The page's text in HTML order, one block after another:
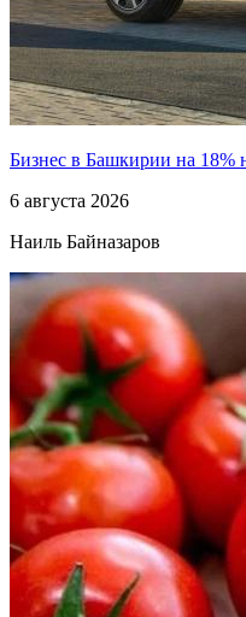
Бизнес в Башкирии на 18%
6 августа 2026
Наиль Байназаров